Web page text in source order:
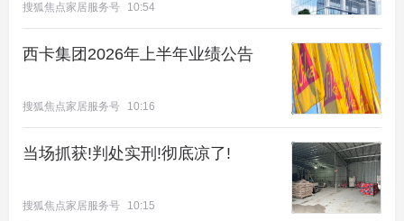
不过央企和国企建造的房子，可能存在的风险是配建
和规划的变动。例如，原本配套的名校变成村小，或
民营房企中，大房企经营成熟，产品成体系，可以优
先考虑口碑和产品好的名企盘。地方性的中小房企，
要特别注意在当地的口碑和公司资金流情况，调查清
楚公司背景。
搜狐焦点家居服务号 10:54
西卡集团2026年上半年业绩公告
搜狐焦点家居服务号 10:16
当场抓获!判处实刑!彻底凉了!
搜狐焦点家居服务号 10:15